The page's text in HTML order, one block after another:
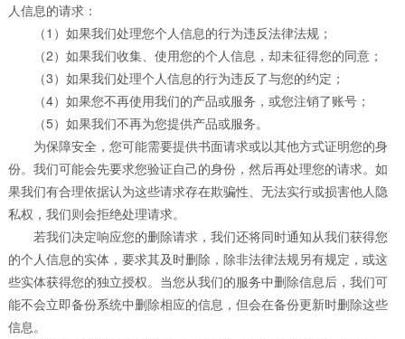
人信息的请求：
（1）如果我们处理您个人信息的行为违反法律法规；
（2）如果我们收集、使用您的个人信息，却未征得您的同意；
（3）如果我们处理个人信息的行为违反了与您的约定；
（4）如果您不再使用我们的产品或服务，或您注销了账号；
（5）如果我们不再为您提供产品或服务。
为保障安全，您可能需要提供书面请求或以其他方式证明您的身
份。我们可能会先要求您验证自己的身份，然后再处理您的请求。如
果我们有合理依据认为这些请求存在欺骗性、无法实行或损害他人隐
私权，我们则会拒绝处理请求。
若我们决定响应您的删除请求，我们还将同时通知从我们获得您
的个人信息的实体，要求其及时删除，除非法律法规另有规定，或这
些实体获得您的独立授权。当您从我们的服务中删除信息后，我们可
能不会立即备份系统中删除相应的信息，但会在备份更新时删除这些
信息。